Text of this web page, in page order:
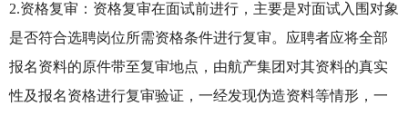
2.资格复审：资格复审在面试前进行，主要是对面试入围对象
是否符合选聘岗位所需资格条件进行复审。应聘者应将全部
报名资料的原件带至复审地点，由航产集团对其资料的真实
性及报名资格进行复审验证，一经发现伪造资料等情形，一